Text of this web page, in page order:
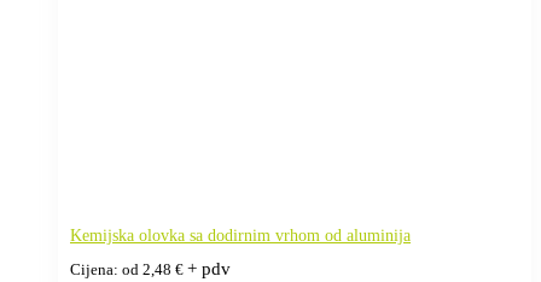
Kemijska olovka sa dodirnim vrhom od aluminija
Cijena: od 2,48 € + pdv